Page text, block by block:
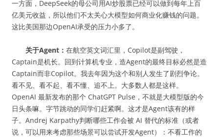
一方面，DeepSeek的母公司用AI炒股票已经可以做到每年上百
亿美元收益，所以他们不太关心大模型如何商业化赚钱的问题。
这比美国那边OpenAI承受的压力小多了。
关于Agent： 在航空英文词汇里，Copilot是副驾驶，
Captain是机长。回到计算机专业，造Agent的最终目标必然是造
Captain而非Copilot。我去年因为这个和别人发生了剧烈争论。
看不见、看不起、看不懂、追不上。大多数人都是这样。
OpenAI 最新发布的那个 ChatGPT Pulse，不就是大模型版的今
日头条嘛。字节跳动的同学们赶紧啊。这才是Agent该有的样
子。Andrej Karpathy判断哪些工作会被 AI 替代的标准（或者
说，可以用来考虑那些场景可以尝试开发Agent）：不看工作的